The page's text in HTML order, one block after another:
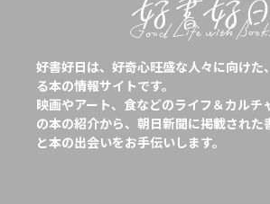
好書好日は、好奇心旺盛な人々に向けた
る本の情報サイトです。
映画やアート、食などのライフ＆カルチ
の本の紹介から、朝日新聞に掲載された
と本の出会いをお手伝いします。